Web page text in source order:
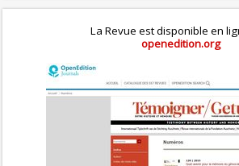
La Revue est disponible en
openedition.org